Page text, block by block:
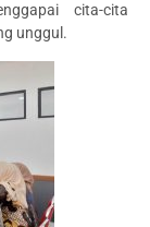
cita-cita
unggul.